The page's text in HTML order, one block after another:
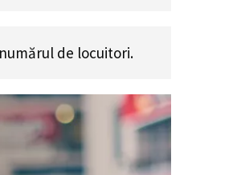
de locuitori.